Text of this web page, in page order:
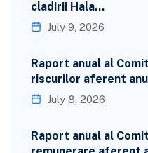
cladirii Hala…
July 9, 2026
Raport anual al
riscurilor aferent
July 8, 2026
Raport anual al